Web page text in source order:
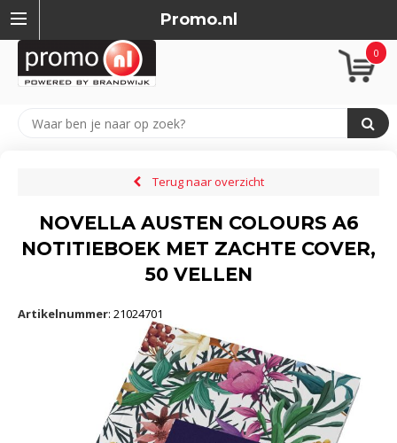
Promo.nl
0
Terug naar overzicht
NOVELLA AUSTEN COLOURS A6
NOTITIEBOEK MET ZACHTE COVER,
50 VELLEN
Artikelnummer: 21024701